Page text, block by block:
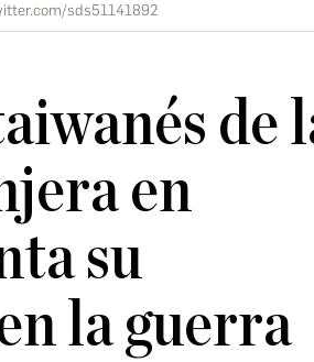
sds51141892
de
en
su
la guerra